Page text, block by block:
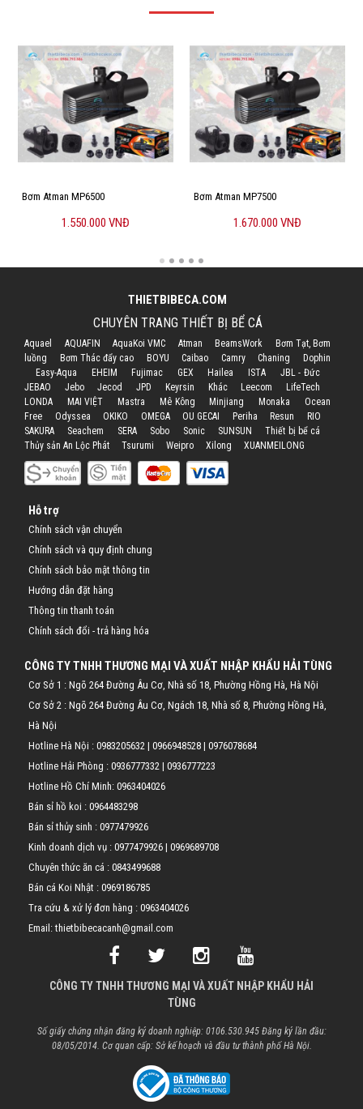
Bơm Atman MP6500
1.550.000 VNĐ
Bơm Atman MP7500
1.670.000 VNĐ
THIETBIBECA.COM
CHUYÊN TRANG THIẾT BỊ BỂ CÁ
Aquael AQUAFIN AquaKoi VMC Atman BeamsWork
Bơm Tạt, Bơm
luồng
Bơm Thác đẩy cao BOYU Caibao Camry Chaning
Dophin
Easy-Aqua
EHEIM Fujimac GEX Hailea ISTA
JBL - Đức
JEBAO
Jebo Jecod JPD Keyrsin Khác Leecom
LifeTech
LONDA
MAI VIỆT Mastra Mê Kông Minjiang Monaka
Ocean
Free
Odyssea OKIKO OMEGA OU GECAI Periha Resun
RIO
SAKURA
Seachem SERA Sobo Sonic SUNSUN
Thiết bị bể cá
Thủy sản An Lộc Phát
Tsurumi Weipro Xilong XUANMEILONG
Hỗ trợ
Chính sách vận chuyển
Chính sách và quy định chung
Chính sách bảo mật thông tin
Hướng dẫn đặt hàng
Thông tin thanh toán
Chính sách đổi - trả hàng hóa
CÔNG TY TNHH THƯƠNG MẠI VÀ XUẤT NHẬP KHẨU HẢI TÙNG
Cơ Sở 1 : Ngõ 264 Đường Âu Cơ, Nhà số 18, Phường Hồng Hà, Hà Nội
Cơ Sở 2 : Ngõ 264 Đường Âu Cơ, Ngách 18, Nhà số 8, Phường Hồng Hà,
Hà Nội
Hotline Hà Nội : 0983205632 | 0966948528 | 0976078684
Hotline Hải Phòng : 0936777332 | 0936777223
Hotline Hồ Chí Minh: 0963404026
Bán sỉ hồ koi : 0964483298
Bán sỉ thủy sinh : 0977479926
Kinh doanh dịch vụ : 0977479926 | 0969689708
Chuyên thức ăn cá : 0843499688
Bán cá Koi Nhật : 0969186785
Tra cứu & xử lý đơn hàng : 0963404026
Email: thietbibecacanh@gmail.com
CÔNG TY TNHH THƯƠNG MẠI VÀ XUẤT NHẬP KHẨU HẢI
TÙNG
Số giấy chứng nhận đăng ký doanh nghiệp: 0106.530.945 Đăng ký lần đầu:
08/05/2014. Cơ quan cấp: Sở kế hoạch và đầu tư thành phố Hà Nội.